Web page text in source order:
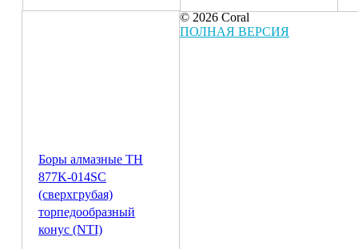
Боры алмазные ТН
877K-014SC
(сверхгрубая)
торпедообразный
конус (NTI)
© 2026 Coral
ПОЛНАЯ ВЕРСИЯ